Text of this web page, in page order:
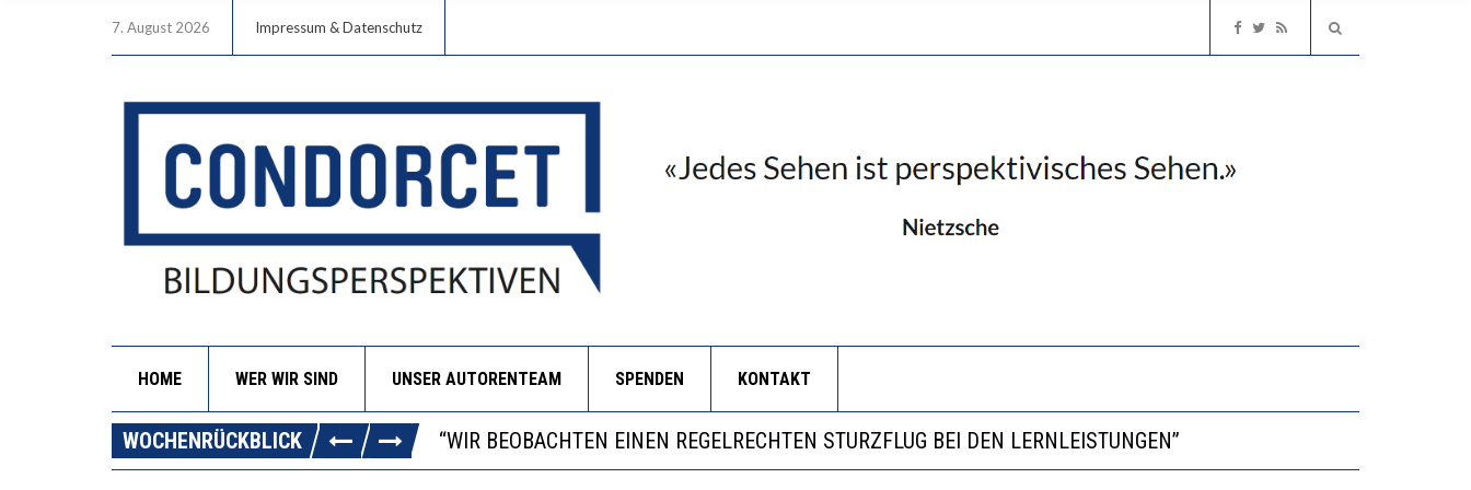
7. August 2026 Impressum & Datenschutz
HOME WER WIR SIND UNSER AUTORENTEAM SPENDEN KONTAKT
WOCHENRÜCKBLICK
ICH WILL MEHR EVIDENZ UND WILL WISSEN, WAS ALL DIE INVESTITIONEN BRINGEN
WORAUS WÄCHST, WAS KINDER TRÄGT
“WIR BEOBACHTEN EINEN REGELRECHTEN STURZFLUG BEI DEN LERNLEISTUNGEN”
DIE VERSTÄRKTE HARMONISIERUNG IM SCHULWESEN VERRINGERT DAS INNOVATIONSPOTENZIAL